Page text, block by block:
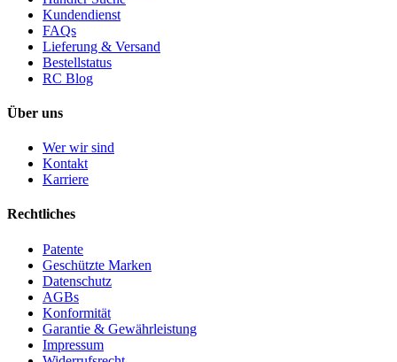
Kundendienst
FAQs
Lieferung & Versand
Bestellstatus
RC Blog
Über uns
Wer wir sind
Kontakt
Karriere
Rechtliches
Patente
Geschützte Marken
Datenschutz
AGBs
Konformität
Garantie & Gewährleistung
Impressum